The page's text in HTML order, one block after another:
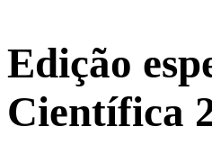
Edição
Científica